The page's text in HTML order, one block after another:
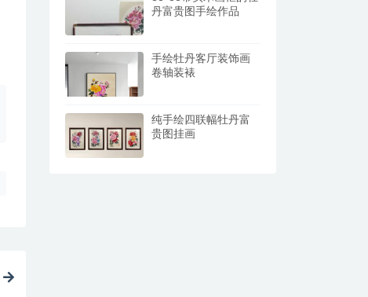
丹富贵图手绘作品
手绘牡丹客厅装饰画
卷轴装裱
纯手绘四联幅牡丹富
贵图挂画